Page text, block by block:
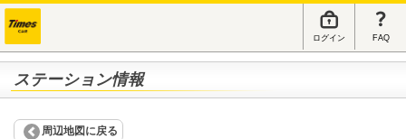
ログイン FAQ
ステーション情報
周辺地図に戻る